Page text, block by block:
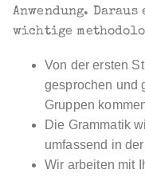
Anwendung.
wichtige
Von der ersten
gesprochen und
Gruppen
Die Grammatik
umfassend in
Wir arbeiten mit